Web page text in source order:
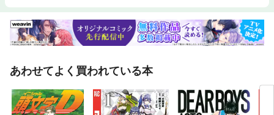
あわせてよく買われている本